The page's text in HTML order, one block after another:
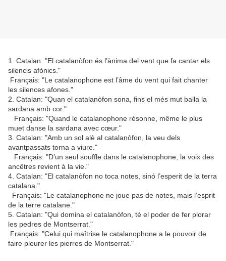
1. Catalan: "El catalanòfon és l’ànima del vent que fa cantar els
silencis afònics."
Français: "Le catalanophone est l’âme du vent qui fait chanter
les silences afones."
2. Catalan: "Quan el catalanòfon sona, fins el més mut balla la
sardana amb cor."
Français: "Quand le catalanophone résonne, même le plus
muet danse la sardana avec cœur."
3. Catalan: "Amb un sol alè al catalanòfon, la veu dels
avantpassats torna a viure."
Français: "D’un seul souffle dans le catalanophone, la voix des
ancêtres revient à la vie."
4. Catalan: "El catalanòfon no toca notes, sinó l’esperit de la terra
catalana."
Français: "Le catalanophone ne joue pas de notes, mais l’esprit
de la terre catalane."
5. Catalan: "Qui domina el catalanòfon, té el poder de fer plorar
les pedres de Montserrat."
Français: "Celui qui maîtrise le catalanophone a le pouvoir de
faire pleurer les pierres de Montserrat."